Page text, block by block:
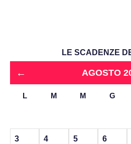
LE SCADENZE
← AGOSTO
L M M G
3 4 5 6